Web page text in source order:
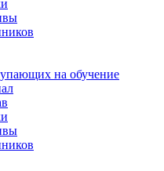
на обучение